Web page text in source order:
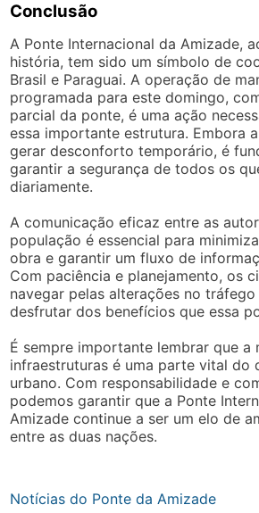
Conclusão
A Ponte Internacional da Amizade,
história, tem sido um símbolo de
Brasil e Paraguai. A operação de
programada para este domingo,
parcial da ponte, é uma ação
essa importante estrutura. Embora
gerar desconforto temporário, é
garantir a segurança de todos os
diariamente.
A comunicação eficaz entre as
população é essencial para
obra e garantir um fluxo de
Com paciência e planejamento, os
navegar pelas alterações no
desfrutar dos benefícios que essa
É sempre importante lembrar que a
infraestruturas é uma parte vital do
urbano. Com responsabilidade e
podemos garantir que a Ponte
Amizade continue a ser um elo de
entre as duas nações.
Notícias do Ponte da Amizade